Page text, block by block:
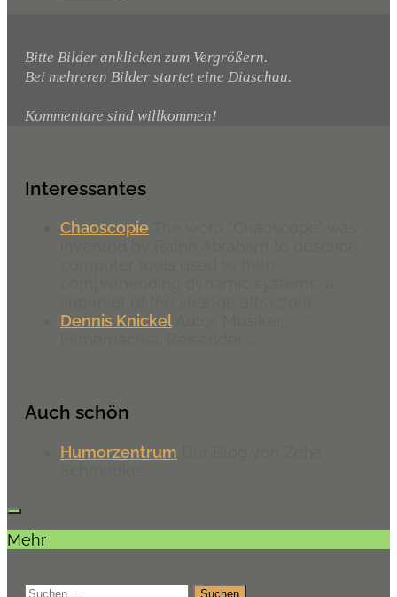
Bitte Bilder anklicken zum Vergrößern.
Bei mehreren Bilder startet eine Diaschau.
Kommentare sind willkommen!
Interessantes
Chaoscopie
Dennis KnickelAutor, Musiker,
Auch schön
Humorzentrum
Mehr
Suchen